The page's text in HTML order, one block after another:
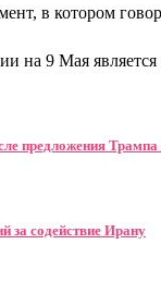
в котором
на 9 Мая
предложения
за содействие Ирану